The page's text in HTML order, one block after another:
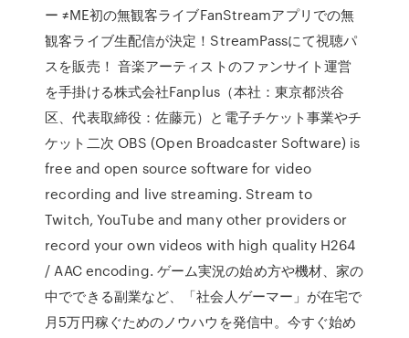
ー ≠ME初の無観客ライブFanStreamアプリでの無
観客ライブ生配信が決定！StreamPassにて視聴パ
スを販売！ 音楽アーティストのファンサイト運営
を手掛ける株式会社Fanplus（本社：東京都渋谷
区、代表取締役：佐藤元）と電子チケット事業やチ
ケット二次 OBS (Open Broadcaster Software) is
free and open source software for video
recording and live streaming. Stream to
Twitch, YouTube and many other providers or
record your own videos with high quality H264
/ AAC encoding. ゲーム実況の始め方や機材、家の
中でできる副業など、「社会人ゲーマー」が在宅で
月5万円稼ぐためのノウハウを発信中。今すぐ始め